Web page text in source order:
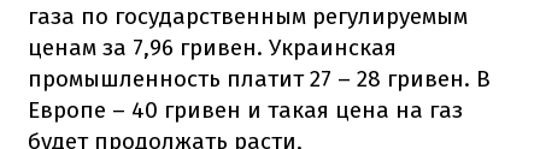
газа по государственным регулируемым
ценам за 7,96 гривен. Украинская
промышленность платит 27 – 28 гривен. В
Европе – 40 гривен и такая цена на газ
будет продолжать расти,